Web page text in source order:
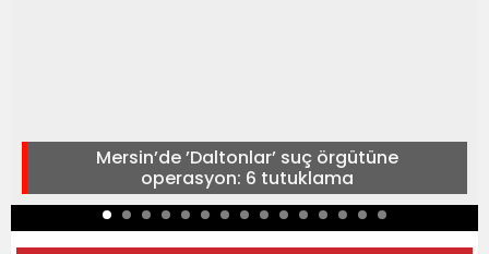
Mersin’de ’Daltonlar’ suç örgütüne
operasyon: 6 tutuklama